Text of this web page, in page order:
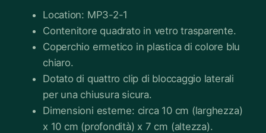
Location: MP3-2-1
Contenitore quadrato in vetro trasparente.
Coperchio ermetico in plastica di colore blu
chiaro.
Dotato di quattro clip di bloccaggio laterali
per una chiusura sicura.
Dimensioni esterne: circa 10 cm (larghezza)
x 10 cm (profondità) x 7 cm (altezza).